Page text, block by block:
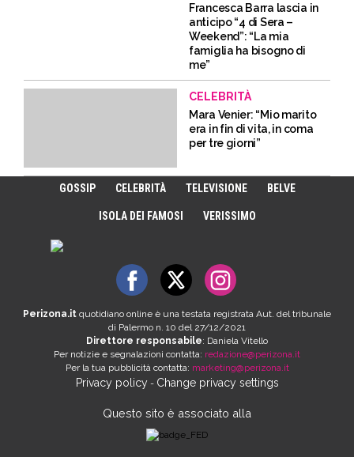
Francesca Barra lascia in
anticipo “4 di Sera –
Weekend”: “La mia
famiglia ha bisogno di
me”
CELEBRITÀ
Mara Venier: “Mio marito
era in fin di vita, in coma
per tre giorni”
GOSSIP CELEBRITÀ TELEVISIONE BELVE
ISOLA DEI FAMOSI VERISSIMO
Perizona.it quotidiano online è una testata registrata Aut. del tribunale
di Palermo n. 10 del 27/12/2021
Direttore responsabile: Daniela Vitello
Per notizie e segnalazioni contatta: redazione@perizona.it
Per la tua pubblicità contatta: marketing@perizona.it
Privacy policy- Change privacy settings
Questo sito è associato alla